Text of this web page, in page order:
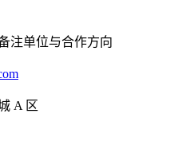
注单位与合作方向
A 区